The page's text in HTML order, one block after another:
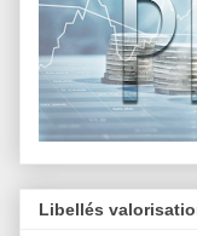
Libellés